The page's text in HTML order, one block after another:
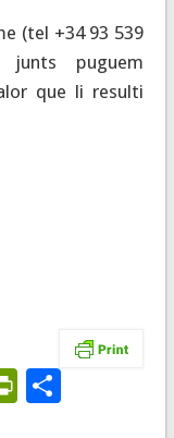
(tel +34 93 539
puguem
que li resulti